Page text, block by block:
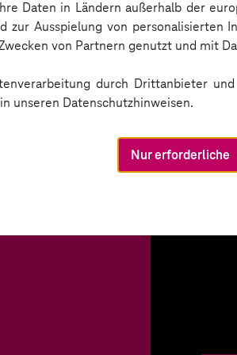
Daten in Ländern außerhalb der
zur Ausspielung von personalisierten
von Partnern genutzt und mit
durch Drittanbieter
unseren Datenschutzhinweisen.
Nur erforderliche
Ihre